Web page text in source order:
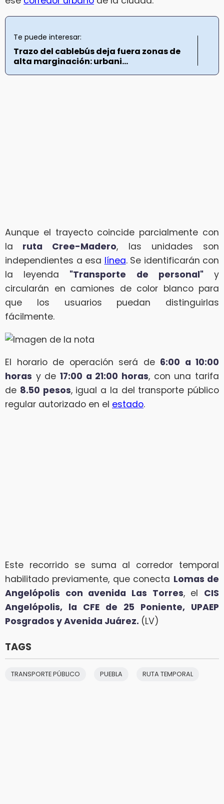
Te puede interesar:
Trazo del cablebús deja fuera zonas de
alta marginación: urbani...
Aunque el trayecto coincide parcialmente con
la ruta Cree-Madero, las unidades son
independientes a esa línea. Se identificarán con
la leyenda "Transporte de personal"y
circularán en camiones de color blanco para
que los usuarios puedan distinguirlas
fácilmente.
El horario de operación será de 6:00 a 10:00
horas y de 17:00 a 21:00 horas, con una tarifa
de 8.50 pesos, igual a la del transporte público
regular autorizado en el estado.
Este recorrido se suma al corredor temporal
habilitado previamente, que conecta Lomas de
Angelópolis con avenida Las Torres, el CIS
Angelópolis, la CFE de 25 Poniente, UPAEP
Posgrados y Avenida Juárez. (LV)
TAGS
TRANSPORTE PÚBLICO PUEBLA RUTA TEMPORAL